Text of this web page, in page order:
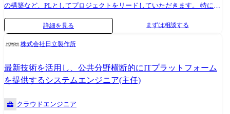
の構築など、PLとしてプロジェクトをリードしていただきます。 特に
Windchill(PTC)を用いたアドオン開発および導入経験のある方を歓迎しま
す。 将来的にはプロジェクトリーダーの立場で案件を推進していただき
ます。 開発期間は3カ月程度のものから1年以上継続するものがございま
て、以下のような業務をご担当いただきます ・顧客との要件定義、仕様
設計、開発スコープの明確化 ・新規PLMシステムの導入 ・新規/導入済
PLMシステムのカスタマイズ開発 ・運用/改善フェーズにおける継続的な
設計への技術支援 ・プロジェクトの進行管理(品質・コスト・納期) ・開
詳細を見る まずは相談する
株式会社日立製作所
最新技術を活用し、公共分野横断的にITプラットフォーム
を提供するシステムエンジニア(主任)
クラウドエンジニア